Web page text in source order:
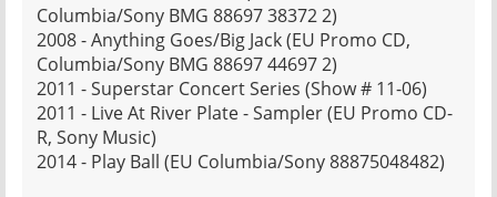
Columbia/Sony BMG 88697 38372 2)
2008 - Anything Goes/Big Jack (EU Promo CD,
Columbia/Sony BMG 88697 44697 2)
2011 - Superstar Concert Series (Show # 11-06)
2011 - Live At River Plate - Sampler (EU Promo CD-
R, Sony Music)
2014 - Play Ball (EU Columbia/Sony 88875048482)